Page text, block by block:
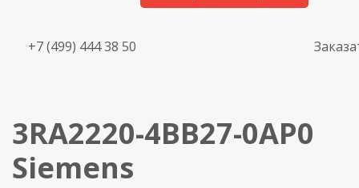
+7 (499) 444 38 50
3RA2220-4BB27-0AP0
Siemens